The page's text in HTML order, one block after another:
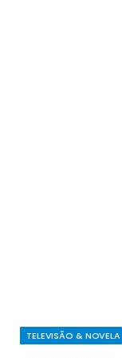
TELEVISÃO & NOVELA